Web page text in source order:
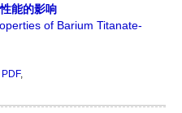
能的影响
of Barium Titanate-
PDF,